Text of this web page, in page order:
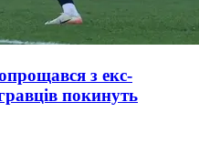
з екс-
покинуть